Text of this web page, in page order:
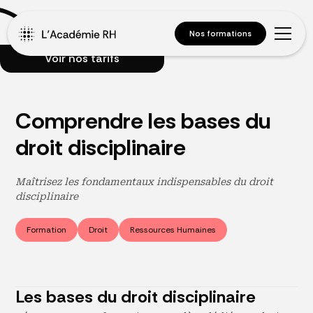
Nos formations
Voir nos tarifs
Comprendre les bases du
droit disciplinaire
Maîtrisez les fondamentaux indispensables du droit
disciplinaire
Formation Droit Ressources Humaines
Les bases du droit disciplinaire